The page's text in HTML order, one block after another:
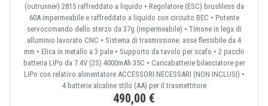
(outrunner) 2815 raffreddato a liquido • Regolatore (ESC) brushless da
60A impermeabile e raffreddato a liquido con circuito BEC • Potente
servocomando dello sterzo da 37g (impermeabile) • Timone in lega di
alluminio lavorato CNC • Sistema di trasmissione: asse flessibile da 4
mm • Elica in metallo a 3 pale • Supporto da tavolo per scafo • 2 pacchi
batteria LiPo da 7.4V (2S) 4000mAh 35C • Caricabatterie bilanciatore per
LiPo con relativo alimentatore ACCESSORI NECESSARI (NON INCLUSI) •
4 batterie alcaline stilo (AA) per il trasmettitore
490,00 €